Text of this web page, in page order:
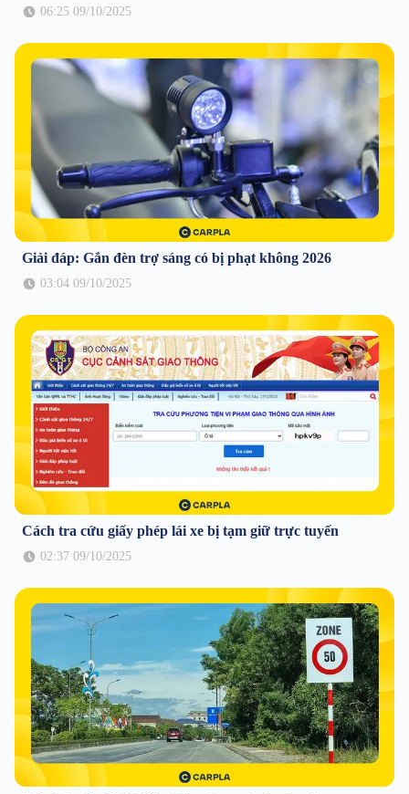
06:25 09/10/2025
Giải đáp: Gắn đèn trợ sáng có bị phạt không 2026
03:04 09/10/2025
Cách tra cứu giấy phép lái xe bị tạm giữ trực tuyến
02:37 09/10/2025